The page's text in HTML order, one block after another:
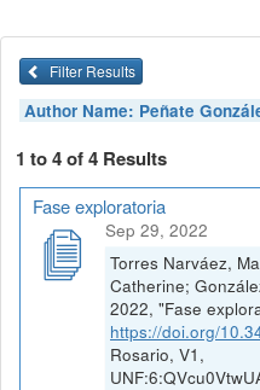
Filter Results
Author Name: Peñate
1 to 4 of 4 Results
Fase exploratoria
Sep 29, 2022
Torres Narváez,
Catherine;
2022, "Fase
https://doi.org/
Rosario, V1,